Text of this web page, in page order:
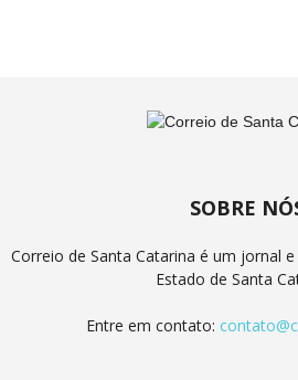
SOBRE
Correio de Santa Catarina é um jornal
Estado de Santa
Entre em contato: